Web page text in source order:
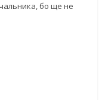
бо ще не